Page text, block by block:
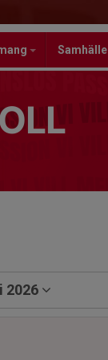
Samhälle
2026